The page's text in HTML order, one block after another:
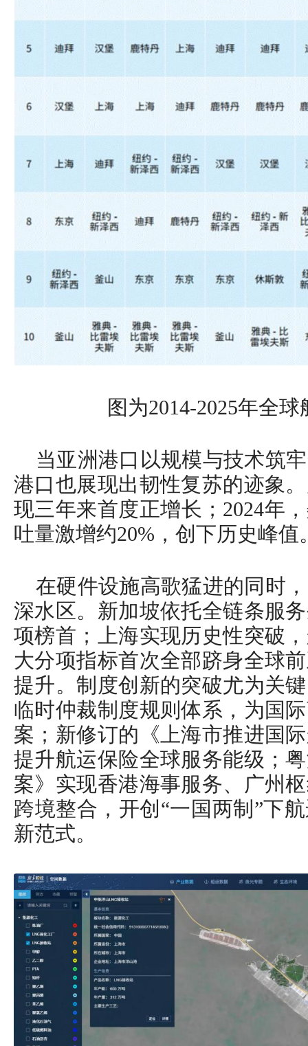
图为2014-2025年全
当亚洲港口以规模与技术筑
港口也展现出韧性复苏的迹象
现三年来首度正增长；2024年
吐量激增约20%，创下历史峰值
在硬件设施高歌猛进的同时
深水区。新加坡依托全链条服
项榜首；上海实现历史性突破
大分项指标首次全部跻身全球
提升。制度创新的突破尤为关
临时仲裁制度规则体系，为国
案；新修订的《上海市推进国
提升航运保险全球服务能级；
案》实现香港海事服务、广州
跨境整合，开创“一国两制”下
新范式。